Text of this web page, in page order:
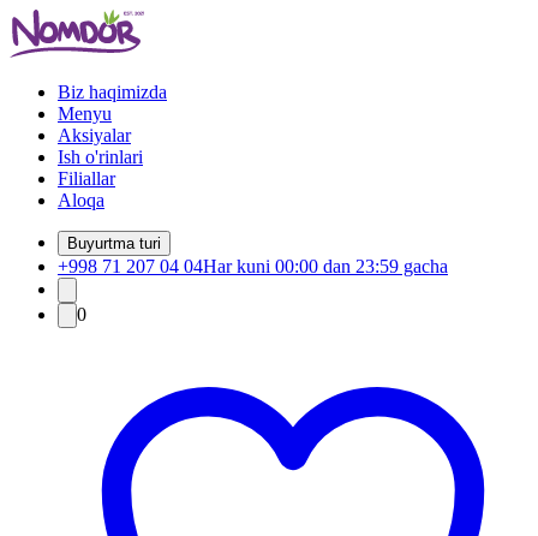
Biz haqimizda
Menyu
Aksiyalar
Ish o'rinlari
Filiallar
Aloqa
Buyurtma turi
+998 71 207 04 04Har kuni 00:00 dan 23:59 gacha
0